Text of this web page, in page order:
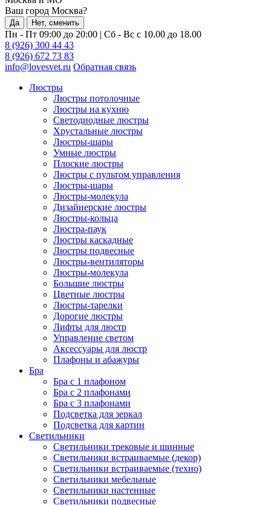
Ваш город Москва?
Да Нет, сменить
Пн - Пт 09:00 до 20:00 | Сб - Вс с 10.00 до 18.00
8 (926) 300 44 43
8 (926) 672 73 83
info@lovesvet.ru Обратная связь
Люстры
Люстры потолочные
Люстры на кухню
Светодиодные люстры
Хрустальные люстры
Люстры-шары
Умные люстры
Плоские люстры
Люстры с пультом управления
Люстры-шары
Люстры-молекула
Дизайнерские люстры
Люстры-кольца
Люстра-паук
Люстры каскадные
Люстры подвесные
Люстры-вентиляторы
Люстры-молекула
Большие люстры
Цветные люстры
Люстры-тарелки
Дорогие люстры
Лифты для люстр
Управление светом
Аксессуары для люстр
Плафоны и абажуры
Бра
Бра с 1 плафоном
Бра с 2 плафонами
Бра с 3 плафонами
Подсветка для зеркал
Подсветка для картин
Светильники
Светильники трековые и шинные
Светильники встраиваемые (декор)
Светильники встраиваемые (техно)
Светильники мебельные
Светильники настенные
Светильники подвесные